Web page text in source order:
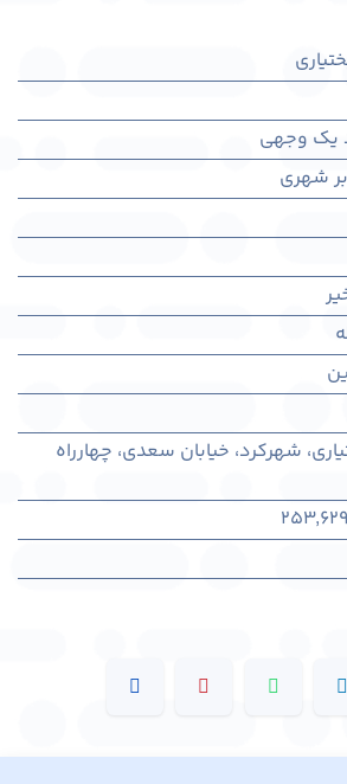
یک وجهی
شهری
شهركرد، خیابان سعدی، چهارراه
253,629